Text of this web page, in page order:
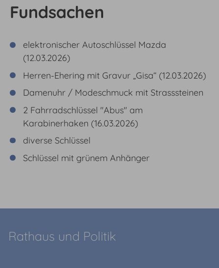
Fundsachen
elektronischer Autoschlüssel Mazda
(12.03.2026)
Herren-Ehering mit Gravur „Gisa“ (12.03.2026)
Damenuhr / Modeschmuck mit Strasssteinen
2 Fahrradschlüssel "Abus" am
Karabinerhaken (16.03.2026)
diverse Schlüssel
Schlüssel mit grünem Anhänger
Rathaus und Politik